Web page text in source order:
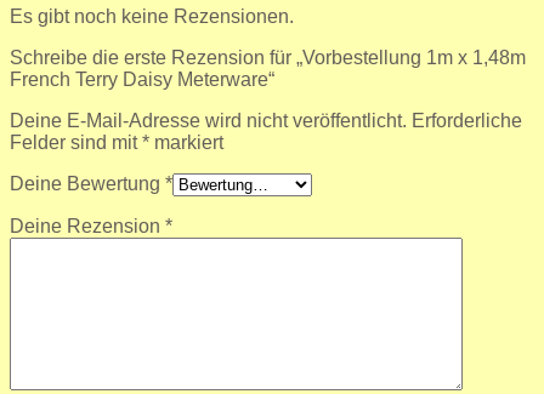
Es gibt noch keine Rezensionen.
Schreibe die erste Rezension für „Vorbestellung 1m x 1,48m
French Terry Daisy Meterware“
Deine E-Mail-Adresse wird nicht veröffentlicht. Erforderliche
Felder sind mit* markiert
Deine Bewertung *
Deine Rezension *